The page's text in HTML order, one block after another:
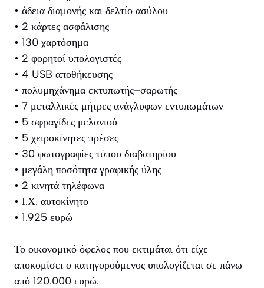
• άδεια διαμονής και δελτίο ασύλου
• 2 κάρτες ασφάλισης
• 130 χαρτόσημα
• 2 φορητοί υπολογιστές
• 4 USB αποθήκευσης
• πολυμηχάνημα εκτυπωτής–σαρωτής
• 7 μεταλλικές μήτρες ανάγλυφων εντυπωμάτων
• 5 σφραγίδες μελανιού
• 5 χειροκίνητες πρέσες
• 30 φωτογραφίες τύπου διαβατηρίου
• μεγάλη ποσότητα γραφικής ύλης
• 2 κινητά τηλέφωνα
• Ι.Χ. αυτοκίνητο
• 1.925 ευρώ
Το οικονομικό όφελος που εκτιμάται ότι είχε
αποκομίσει ο κατηγορούμενος υπολογίζεται σε πάνω
από 120.000 ευρώ.